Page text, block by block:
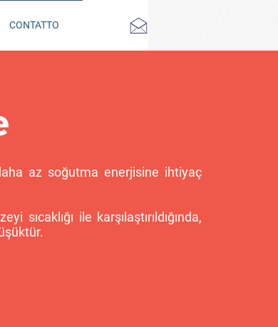
CONTATTO
az soğutma enerjisine ihtiyaç
ile karşılaştırıldığında,